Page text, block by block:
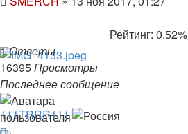
Рейтинг: 0.52%
1Ответы
16395Просмотры
Последнее сообщение
111TRRR111